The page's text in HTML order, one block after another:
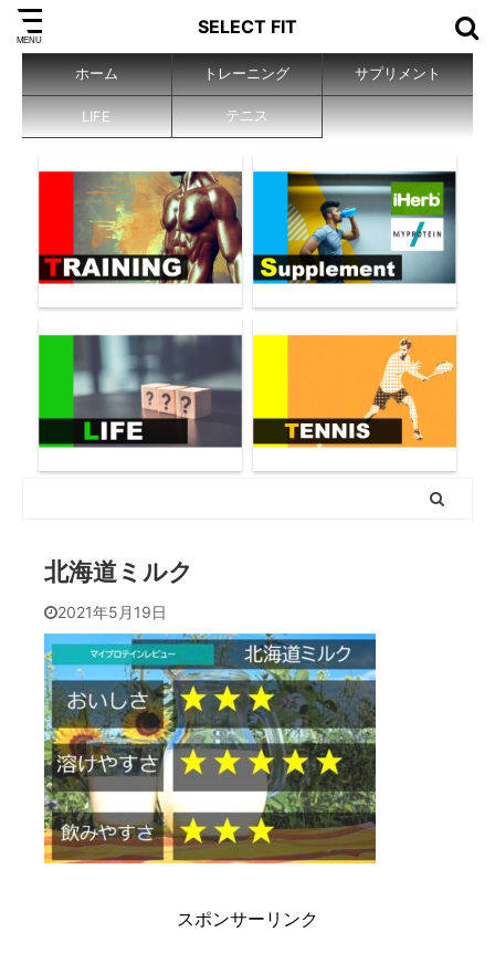
SELECT FIT
ホーム トレーニング サプリメント
LIFE テニス
北海道ミルク
2021年5月19日
スポンサーリンク